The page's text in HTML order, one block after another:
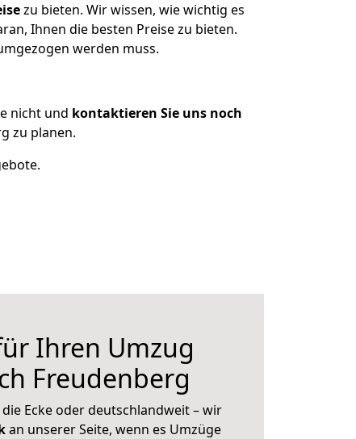
zu bieten. Wir wissen, wie wichtig es
Ihnen die besten Preise zu bieten.
werden muss.
nicht und kontaktieren Sie uns noch
zu planen.
Ihren Umzug
Freudenberg
Ecke oder deutschlandweit – wir
an unserer Seite, wenn es Umzüge